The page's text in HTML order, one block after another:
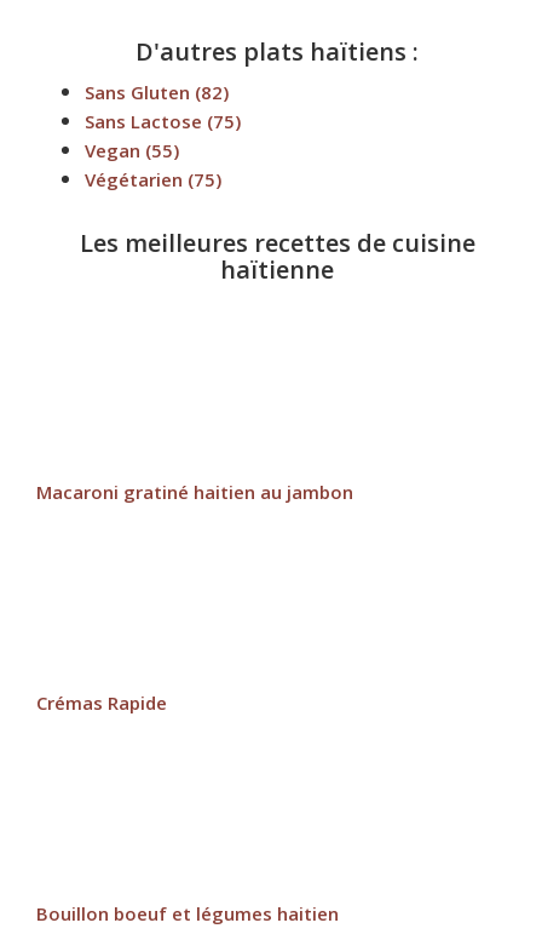
D'autres plats haïtiens :
Sans Gluten (82)
Sans Lactose (75)
Vegan (55)
Végétarien (75)
Les meilleures recettes de cuisine
haïtienne
Macaroni gratiné haitien au jambon
Crémas Rapide
Bouillon boeuf et légumes haitien